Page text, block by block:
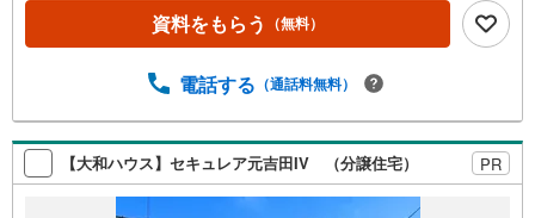
資料をもらう （無料）
電話する （通話料無料）
【大和ハウス】セキュレア元吉田IV （分譲住宅） PR